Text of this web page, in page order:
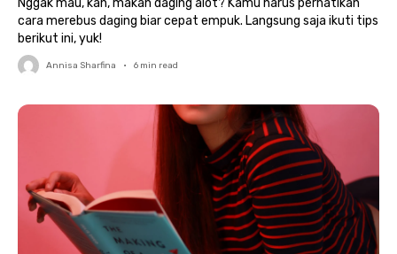
Nggak mau, kan, makan daging alot? Kamu harus perhatikan
cara merebus daging biar cepat empuk. Langsung saja ikuti tips
berikut ini, yuk!
Annisa Sharfina • 6 min read